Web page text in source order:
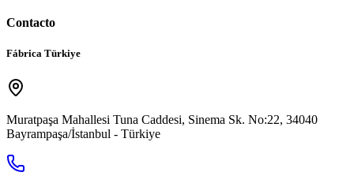
Contacto
Fábrica Türkiye
Muratpaşa Mahallesi Tuna Caddesi, Sinema Sk. No:22, 34040
Bayrampaşa/İstanbul - Türkiye